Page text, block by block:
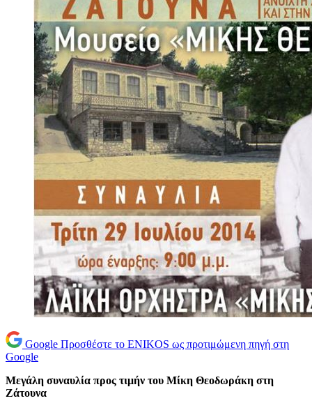
Google Προσθέστε το ENIKOS ως προτιμώμενη πηγή στη
Google
Μεγάλη συναυλία προς τιμήν του Μίκη Θεοδωράκη στη
Ζάτουνα